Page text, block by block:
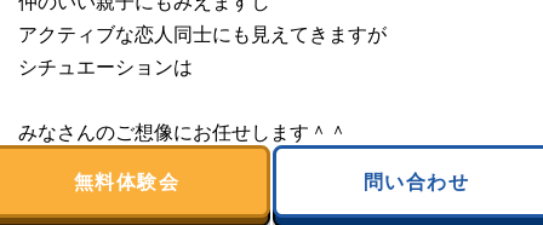
アクティブな恋人同士にも見えてきますが
シチュエーションは
みなさんのご想像にお任せします＾＾
無料体験会 問い合わせ